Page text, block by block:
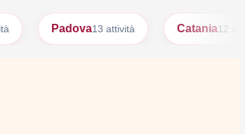
Padova13 attività Catania12 attività